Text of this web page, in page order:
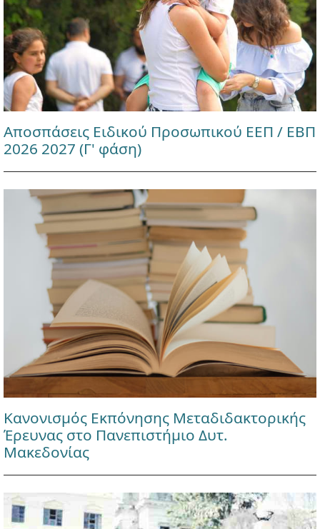
Αποσπάσεις Ειδικού Προσωπικού ΕΕΠ / ΕΒΠ
2026 2027 (Γ' φάση)
Κανονισμός Εκπόνησης Μεταδιδακτορικής
Έρευνας στο Πανεπιστήμιο Δυτ.
Μακεδονίας